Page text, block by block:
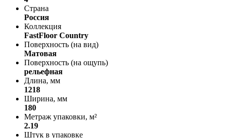
Страна
Россия
Коллекция
FastFloor Country
Поверхность (на вид)
Матовая
Поверхность (на ощупь)
рельефная
Длина, мм
1218
Ширина, мм
180
Метраж упаковки, м²
2.19
Штук в упаковке